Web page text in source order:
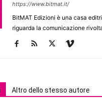
https://www.bitmat.it/
BitMAT Edizioni è una casa
riguarda la comunicazione
Altro dello stesso autore